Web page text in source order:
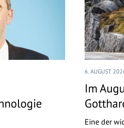
6. AUGUST
Im
Eine der